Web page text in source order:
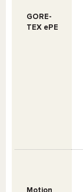
GORE-
TEX ePE
Motion